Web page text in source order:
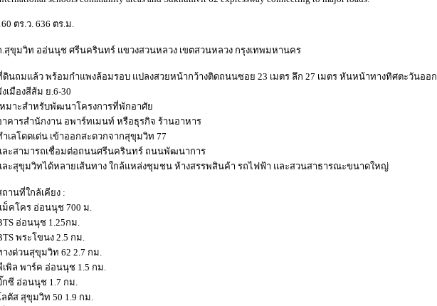
ตร.ว. 636 ตร.ม.
.สุขุมวิท ออ่นนุช ศรีนครินทร์ แขวงสวนหลวง เขตสวนหลวง กรุงเทพมหานคร
ดินถมแล้ว พร้อมกำแพงล้อมรอบ แปลงสวยหน้ากว้างติดถนนซอย 23 เมตร ลึก 27 เมตร หันหน้าทางทิศตะวันออก
เมืองสีส้ม ย.6-30
หมาะสำหรับพัฒนาโครงการที่พักอาศัย
าคารสำนักงาน อพาร์ทเมนท์ หรือธุรกิจ ร้านอาหาร
ำเลโดดเด่น เข้าออกสะดวกจากสุขุมวิท 77
ละสามารถเชื่อมต่อถนนศรีนครินทร์ ถนนพัฒนาการ
ละสุขุมวิทได้หลายเส้นทาง ใกล้แหล่งชุมชน ห้างสรรพสินค้า รถไฟฟ้า และสวนสาธารณะขนาดใหญ่
ถานที่ใกล้เคียง :
ม็คโคร อ่อนนุช 700 ม.
อ่อนนุช 1.25กม.
พระโขนง 2.5 กม.
างด่วนสุขุมวิท 62 2.7 กม.
เพิล พาร์ค อ่อนนุช 1.5 กม.
กซี อ่อนนุช 1.7 กม.
ลตัส สุขุมวิท 50 1.9 กม.